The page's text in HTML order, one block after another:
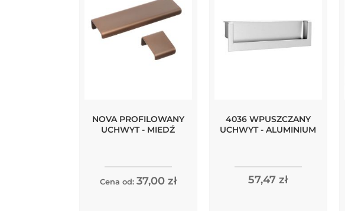
NOVA PROFILOWANY
UCHWYT - MIEDŹ
Cena od: 37,00 zł
4036 WPUSZCZANY
UCHWYT - ALUMINIUM
57,47 zł